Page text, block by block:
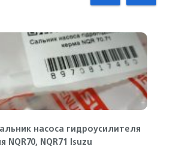
насоса гидроусилителя
NQR70, NQR71 Isuzu